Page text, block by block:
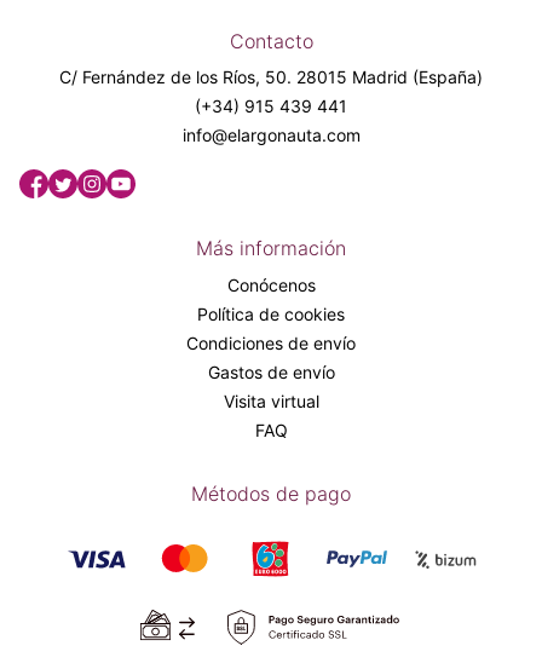
Contacto
C/ Fernández de los Ríos, 50. 28015 Madrid (España)
(+34) 915 439 441
info@elargonauta.com
Más información
Conócenos
Política de cookies
Condiciones de envío
Gastos de envío
Visita virtual
FAQ
Métodos de pago